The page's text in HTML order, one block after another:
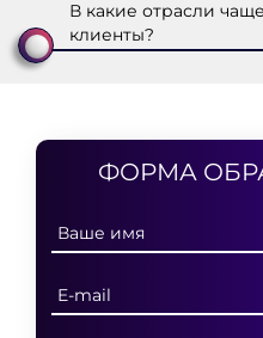
В какие отрасли
клиенты?
ФОРМА